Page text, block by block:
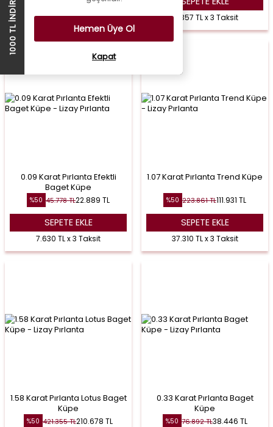
88.626 TL x 3 Taksit 31.357 TL x 3 Taksit
0.09 Karat Pırlanta Efektli
Baget Küpe
%50 45.778TL22.889 TL
SEPETE EKLE
7.630 TL x 3 Taksit
1.07 Karat Pırlanta Trend Küpe
%50 223.861TL111.931 TL
SEPETE EKLE
37.310 TL x 3 Taksit
1.58 Karat Pırlanta Lotus Baget
Küpe
%50 421.355TL210.678 TL
0.33 Karat Pırlanta Baget
Küpe
%50 76.892TL38.446 TL
Hemen Üye Ol
Kapat